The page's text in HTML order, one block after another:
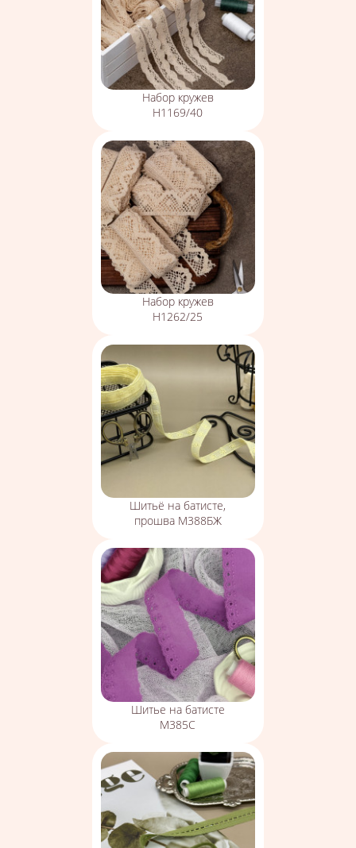
Набор кружев
Н1169/40
Набор кружев
Н1262/25
Шитьё на батисте,
прошва М388БЖ
Шитье на батисте
М385С